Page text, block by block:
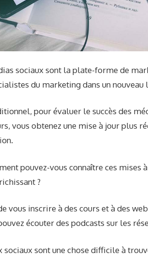
sociaux sont la plate-forme de
du marketing dans un nouveau
pour évaluer le succès des
vous obtenez une mise à jour plus
pouvez-vous connaître ces mises
?
vous inscrire à des cours et à des
écouter des podcasts sur les
sociauxsont une chose difficile à